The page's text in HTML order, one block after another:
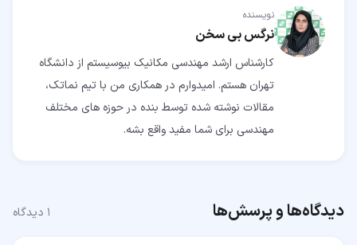
نویسنده
نرگس بی سخن
کارشناس ارشد مهندسی مکانیک بیوسیستم از دانشگاه
تهران هستم. امیدوارم در همکاری من با تیم نماتک،
مقالات نوشته شده توسط بنده در حوزه های مختلف
مهندسی برای شما مفید واقع بشه.
دیدگاه‌ها و پرسش‌ها ۱ دیدگاه